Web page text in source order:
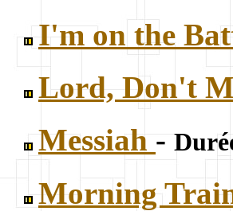
I'm on the
Lord, Don't
Messiah -
Morning